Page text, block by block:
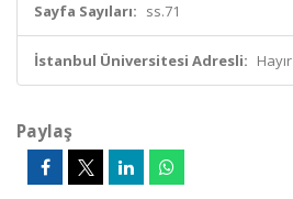
Sayfa Sayıları: ss.71
İstanbul Üniversitesi Adresli: Hayır
Paylaş